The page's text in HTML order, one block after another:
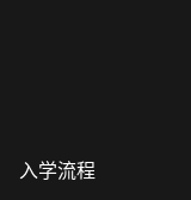
入学流程